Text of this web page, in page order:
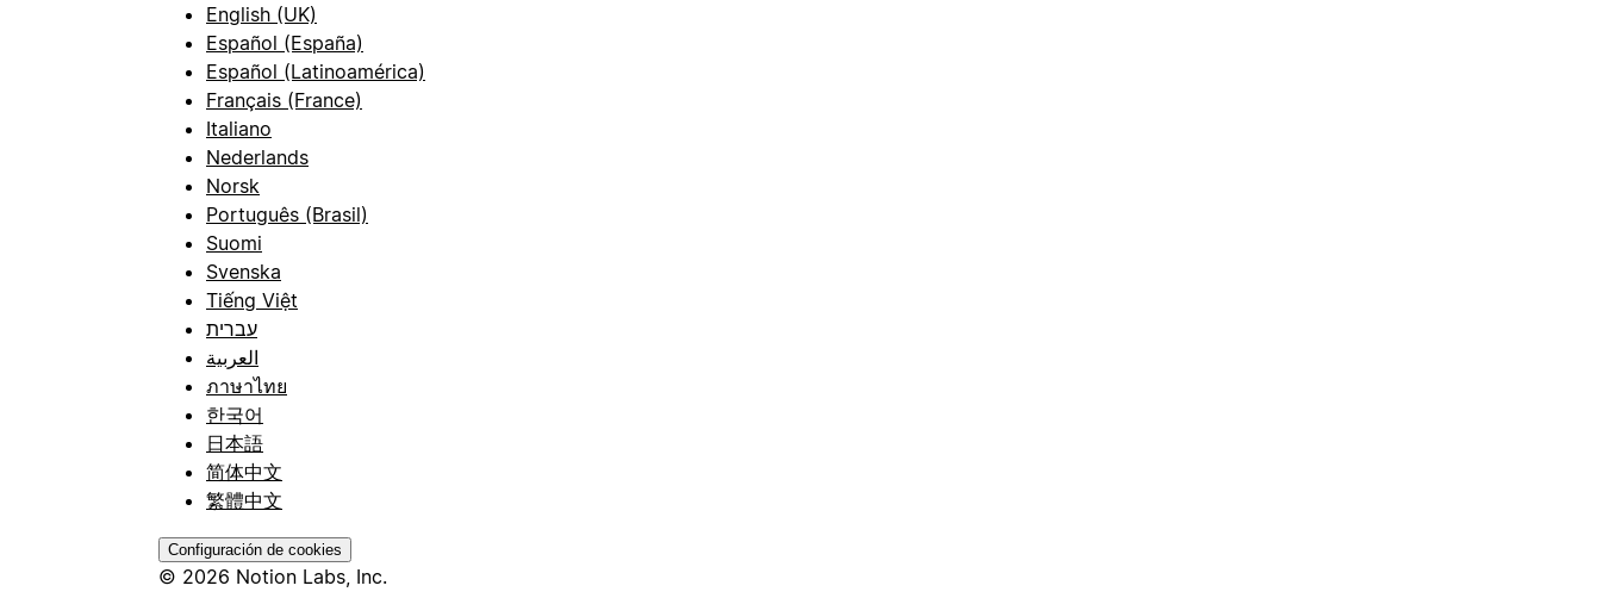
English (UK)
Español (España)
Español (Latinoamérica)
Français (France)
Italiano
Nederlands
Norsk
Português (Brasil)
Suomi
Svenska
Tiếng Việt
עברית
العربية
ภาษาไทย
한국어
日本語
简体中文
繁體中文
Configuración de cookies
© 2026 Notion Labs, Inc.